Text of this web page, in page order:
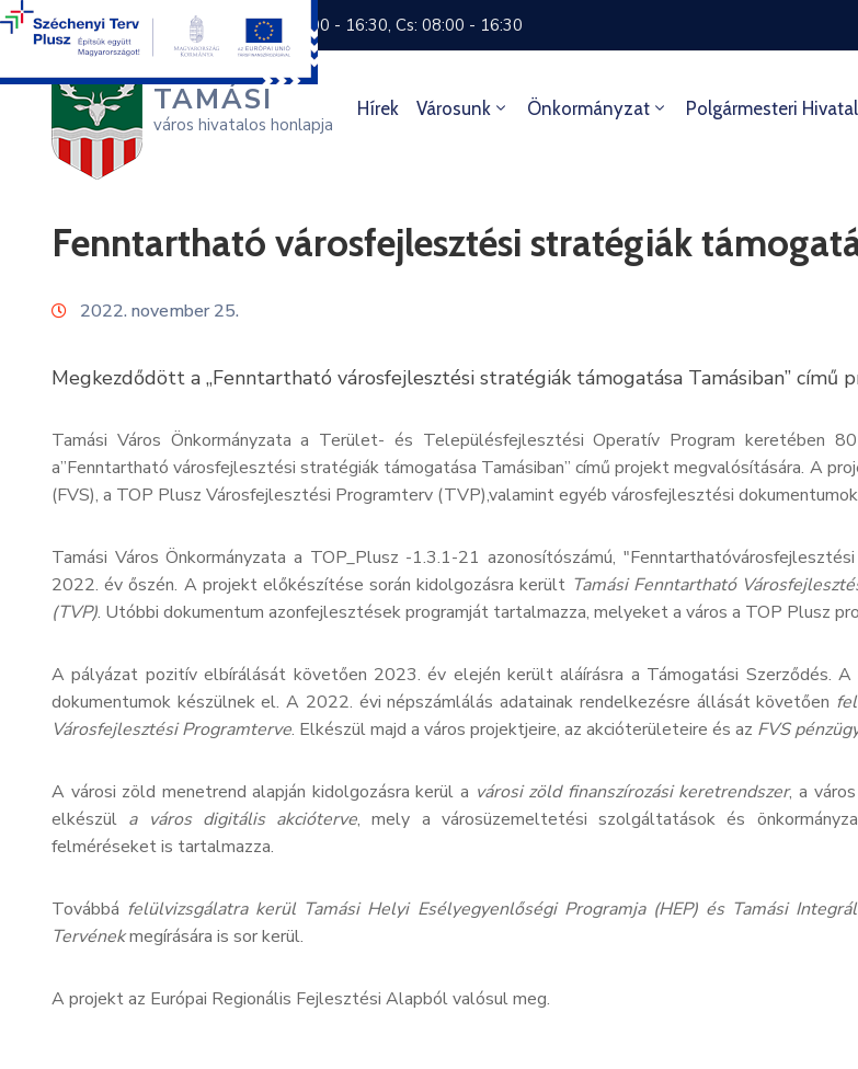
+36 74 570 800 H: 8:00 - 16:30, Cs: 08:00 - 16:30
TAMÁSI
város hivatalos honlapja
Hírek Városunk Önkormányzat Polgármesteri Hivatal
Fenntartható városfejlesztési stratégiák
2022. november 25.
Megkezdődött a „Fenntartható városfejlesztési stratégiák támogatása Tamásiban” című
Tamási Város Önkormányzata a Terület- és Településfejlesztési Operatív Program keretében
a”Fenntartható városfejlesztési stratégiák támogatása Tamásiban” című projekt megvalósítására. A
(FVS), a TOP Plusz Városfejlesztési Programterv (TVP),valamint egyéb városfejlesztési
Tamási Város Önkormányzata a TOP_Plusz -1.3.1-21 azonosítószámú,
2022. év őszén. A projekt előkészítése során kidolgozásra került Tamási Fenntartható
(TVP). Utóbbi dokumentum azonfejlesztések programját tartalmazza, melyeket a város a TOP Plusz
A pályázat pozitív elbírálását követően 2023. év elején került aláírásra a Támogatási Szerződés.
dokumentumok készülnek el. A 2022. évi népszámlálás adatainak rendelkezésre állását követően
Városfejlesztési Programterve. Elkészül majd a város projektjeire, az akcióterületeire és az FVS
A városi zöld menetrend alapján kidolgozásra kerül a városi zöld finanszírozási keretrendszer, a
elkészül a város digitális akcióterve, mely a városüzemeltetési szolgáltatások és
felméréseket is tartalmazza.
Továbbá felülvizsgálatra kerül Tamási Helyi Esélyegyenlőségi Programja (HEP) és Tamási
Tervénekmegírására is sor kerül.
A projekt az Európai Regionális Fejlesztési Alapból valósul meg.